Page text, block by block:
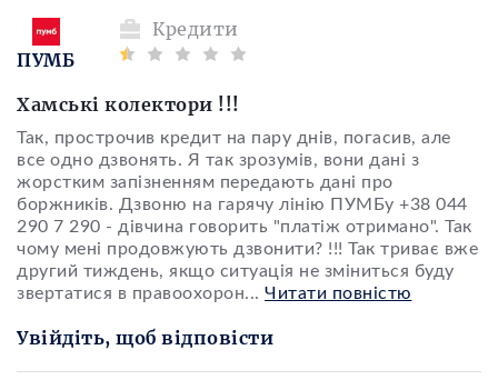
Кредити
ПУМБ
Хамські колектори !!!
Так, прострочив кредит на пару днів, погасив, але
все одно дзвонять. Я так зрозумів, вони дані з
жорстким запізненням передають дані про
боржників. Дзвоню на гарячу лінію ПУМБу +38 044
290 7 290 - дівчина говорить "платіж отримано". Так
чому мені продовжують дзвонити? !!! Так триває вже
другий тиждень, якщо ситуація не зміниться буду
звертатися в правоохорон... Читати повністю
Увійдіть, щоб відповісти